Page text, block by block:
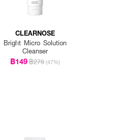
CLEARNOSE
Bright Micro Solution
Cleanser
฿149฿279 (47%)